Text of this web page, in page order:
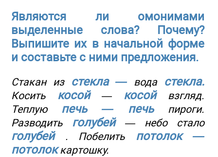
Являются ли омонимами
выделенные слова? Почему?
Выпишите их в начальной форме
и составьте с ними предложения.
Стакан из стекла — вода стекла.
Косить косой— косойвзгляд.
Теплую печь — печьпироги.
Разводить голубей— небо стало
голубей. Побелить потолок —
потолоккартошку.